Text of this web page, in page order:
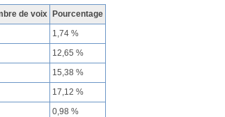
de voix
Pourcentage
1,74 %
12,65 %
15,38 %
17,12 %
0,98 %